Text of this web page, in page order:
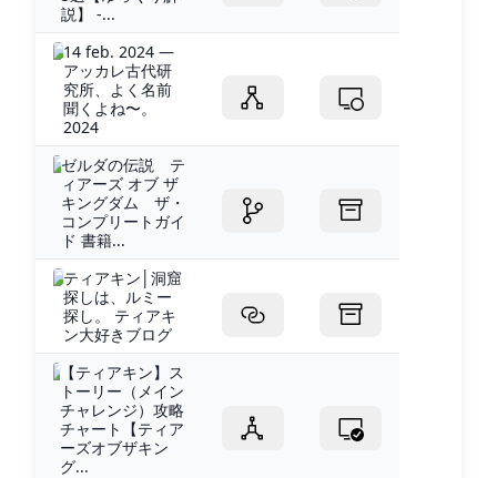
説】 -...
14 feb. 2024 —
アッカレ古代研
究所、よく名前
聞くよね〜。
2024
ゼルダの伝説 テ
ィアーズ オブ ザ
キングダム ザ・
コンプリートガイ
ド 書籍...
ティアキン│洞窟
探しは、ルミー
探し。 ティアキ
ン大好きブログ
【ティアキン】ス
トーリー（メイン
チャレンジ）攻略
チャート【ティア
ーズオブザキン
グ...